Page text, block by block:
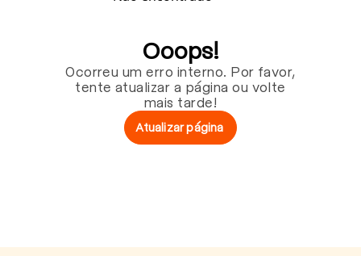
Ooops!
Ocorreu um erro interno. Por favor,
tente atualizar a página ou volte
mais tarde!
Atualizar página